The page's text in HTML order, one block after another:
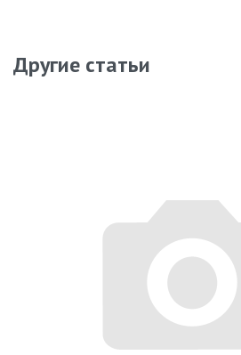
Другие статьи